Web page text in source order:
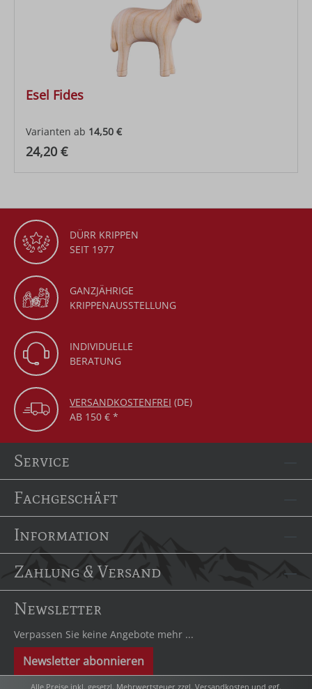
Esel Fides
Varianten ab 14,50 €
Regulärer Preis:
24,20 €
DÜRR KRIPPEN
SEIT 1977
GANZJÄHRIGE
KRIPPENAUSSTELLUNG
INDIVIDUELLE
BERATUNG
VERSANDKOSTENFREI (DE)
AB 150 € *
Service
Fachgeschäft
Information
Zahlung & Versand
Newsletter
Verpassen Sie keine Angebote mehr ...
Newsletter abonnieren
Alle Preise inkl. gesetzl. Mehrwertsteuer zzgl. Versandkosten und ggf.